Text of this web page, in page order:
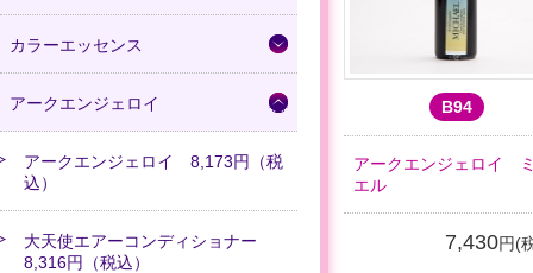
カラーエッセンス
アークエンジェロイ
アークエンジェロイ 8,173円（税
込）
大天使エアーコンディショナー
8,316円（税込）
B94
アークエンジェロイ
エル
7,430円(